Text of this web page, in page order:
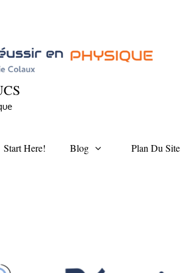
Start Here! Blog Plan Du Site